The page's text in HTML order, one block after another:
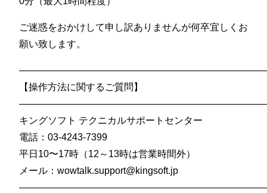
ご迷惑をおかけして申し訳ありませんが何卒宜しくお
願い致します。
【操作方法に関するご質問】
キングソフト テクニカルサポートセンター
電話：03-4243-7399
平日10〜17時（12～13時は営業時間外）
メール：wowtalk.support@kingsoft.jp